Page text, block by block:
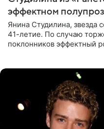
эффектном
Янина Студилина, звезда
41-летие. По случаю
поклонников эффектный